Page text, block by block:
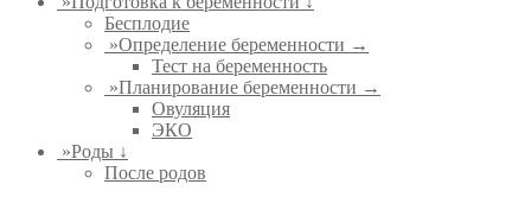
Бесплодие
»Определение беременности →
Тест на беременность
»Планирование беременности →
Овуляция
ЭКО
»Роды ↓
После родов